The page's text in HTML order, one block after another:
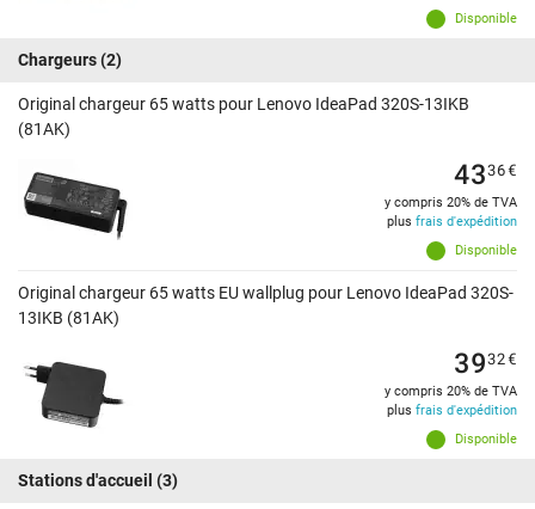
Disponible
Chargeurs(2)
Original chargeur 65 watts pour Lenovo IdeaPad 320S-13IKB
(81AK)
Disponible
4336€
y compris 20% de TVA
plus frais d'expédition
Original chargeur 65 watts EU wallplug pour Lenovo IdeaPad 320S-
13IKB (81AK)
Disponible
3932€
y compris 20% de TVA
plus frais d'expédition
Stations d'accueil (3)